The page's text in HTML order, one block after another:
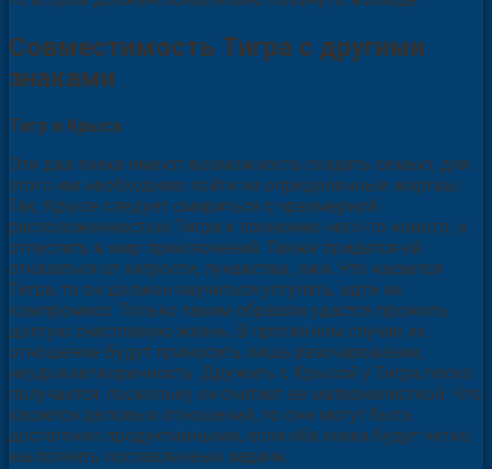
Совместимость Тигра с другими
знаками
Тигр и Крыса
Эти два знака имеют возможность создать семью, для
этого им необходимо пойти на определенные жертвы.
Так, Крысе следует смириться с чрезмерной
расположенностью Тигра к познанию чего-то нового, и
отпустить в мир приключений. Также придется ей
отказаться от хитрости, лукавства, лжи. Что касается
Тигра, то он должен научиться уступать, идти на
компромисс. Только таким образом удастся прожить
долгую счастливую жизнь. В противном случае их
отношение будут приносить лишь разочарование,
неудовлетворенность. Дружить с Крысой у Тигра плохо
получается, поскольку он считает ее материалисткой. Что
касается деловых отношений, то они могут быть
достаточно продуктивными, если оба знака будут четко
выполнять поставленные задачи.